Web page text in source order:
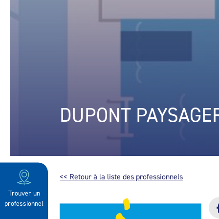
Trouver un
professionnel
DUPONT
<< Retour à la liste des professionnels